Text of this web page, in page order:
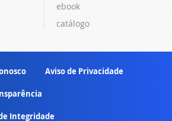
ebook
catálogo
Aviso de Privacidade
Integridade